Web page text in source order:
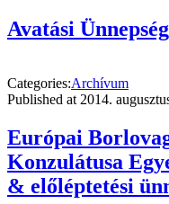
Avatási
Categories:Archívum
Published at 2014.
Európai
Konzulátusa
& előléptetési